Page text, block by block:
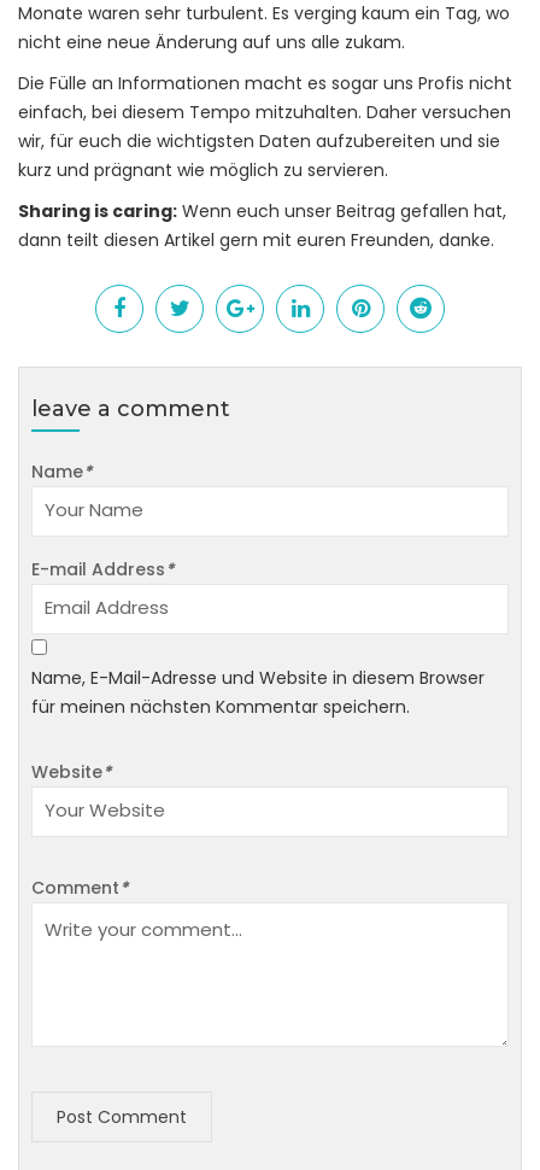
Monate waren sehr turbulent. Es verging kaum ein Tag, wo
nicht eine neue Änderung auf uns alle zukam.
Die Fülle an Informationen macht es sogar uns Profis nicht
einfach, bei diesem Tempo mitzuhalten. Daher versuchen
wir, für euch die wichtigsten Daten aufzubereiten und sie
kurz und prägnant wie möglich zu servieren.
Sharing is caring: Wenn euch unser Beitrag gefallen hat,
dann teilt diesen Artikel gern mit euren Freunden, danke.
leave a comment
Name*
E-mail Address *
Name, E-Mail-Adresse und Website in diesem Browser
für meinen nächsten Kommentar speichern.
Website*
Comment *
Post Comment